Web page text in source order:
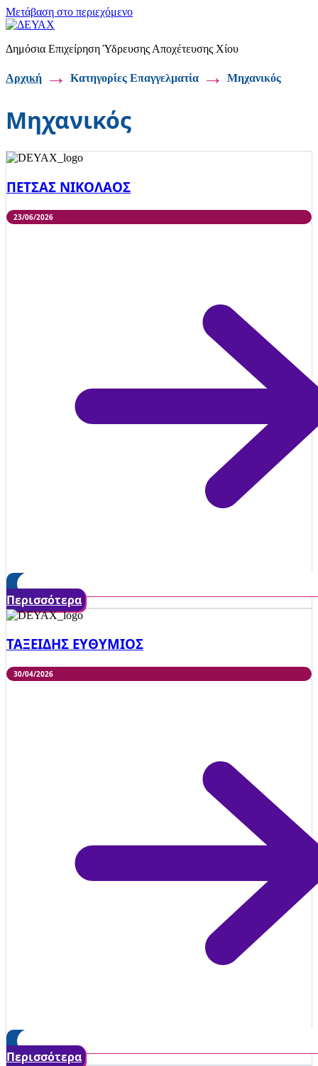
Μετάβαση στο περιεχόμενο
Δημόσια Επιχείρηση Ύδρευσης Αποχέτευσης Χίου
Αρχική → Κατηγορίες Επαγγελματία → Μηχανικός
Μηχανικός
ΠΕΤΣΑΣ ΝΙΚΟΛΑΟΣ
23/06/2026
Περισσότερα
ΤΑΞΕΙΔΗΣ ΕΥΘΥΜΙΟΣ
30/04/2026
Περισσότερα